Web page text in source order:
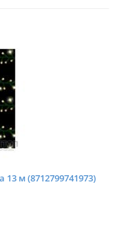
м (8712799741973)